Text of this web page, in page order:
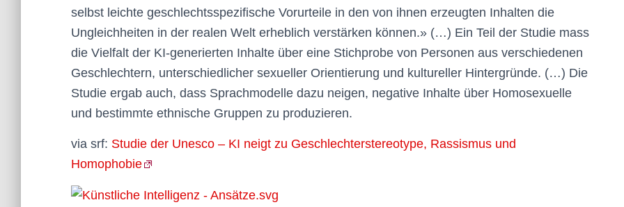
selbst leichte geschlechtsspezifische Vorurteile in den von ihnen erzeugten Inhalten die
Ungleichheiten in der realen Welt erheblich verstärken können.» (…) Ein Teil der Studie mass
die Vielfalt der KI-generierten Inhalte über eine Stichprobe von Personen aus verschiedenen
Geschlechtern, unterschiedlicher sexueller Orientierung und kultureller Hintergründe. (…) Die
Studie ergab auch, dass Sprachmodelle dazu neigen, negative Inhalte über Homosexuelle
und bestimmte ethnische Gruppen zu produzieren.
via srf: Studie der Unesco – KI neigt zu Geschlechterstereotype, Rassismus und
Homophobie